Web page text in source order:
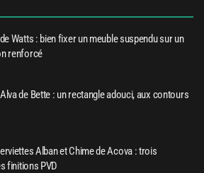
Watts : bien fixer un meuble suspendu sur un
renforcé
de Bette : un rectangle adouci, aux contours
Alban et Chime de Acova : trois
finitions PVD